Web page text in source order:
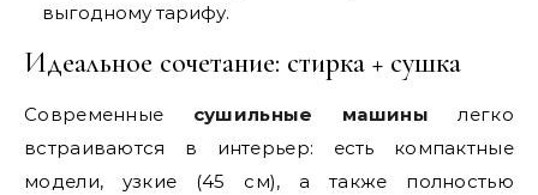
выгодному тарифу.
Идеальное сочетание: стирка + сушка
Современные сушильные машины легко
встраиваются в интерьер: есть компактные
модели, узкие (45 см), а также полностью